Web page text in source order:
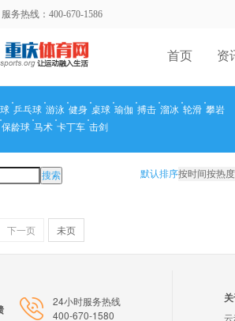
服务热线：400-670-1586
首页 资
乒乓球 游泳 健身 桌球 瑜伽 搏击 溜冰 轮滑 攀岩
保龄球 马术 卡丁车 击剑
搜索 默认排序按时间按热度
下一页 未页
24小时服务热线
400-670-1580